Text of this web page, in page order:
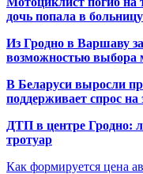
дочь попала в больницу
Из Гродно в Варшаву
возможностью выбора
В Беларуси выросли
поддерживает спрос
ДТП в центре Гродно:
тротуар
Как формируется цена